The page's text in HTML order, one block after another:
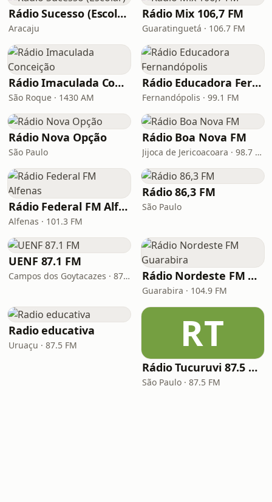
Rádio Sucesso (Escolar)
Aracaju
Rádio Mix 106,7 FM
Guaratinguetá · 106.7 FM
Rádio Imaculada Conceição
São Roque · 1430 AM
Rádio Educadora Fernandópolis
Fernandópolis · 99.1 FM
Rádio Nova Opção
São Paulo
Rádio Boa Nova FM
Jijoca de Jericoacoara · 98.7 FM
Rádio Federal FM Alfenas
Alfenas · 101.3 FM
Rádio 86,3 FM
São Paulo
UENF 87.1 FM
Campos dos Goytacazes · 87.1 FM Rádio Nordeste FM Guarabira
Guarabira · 104.9 FM
Radio educativa
Uruaçu · 87.5 FM RT
Rádio Tucuruvi 87.5 FM
São Paulo · 87.5 FM